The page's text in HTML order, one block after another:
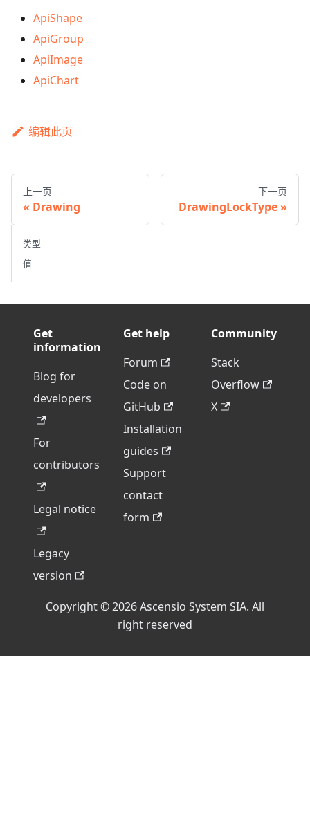
ApiShape
ApiGroup
ApiImage
ApiChart
编辑此页
上一页
Drawing
下一页
DrawingLockType
类型
值
Get
information
Blog for
developers
For
contributors
Legal notice
Legacy
version
Get help
Forum
Code on
GitHub
Installation
guides
Support
contact
form
Community
Stack
Overflow
X
Copyright © 2026 Ascensio System SIA. All
right reserved